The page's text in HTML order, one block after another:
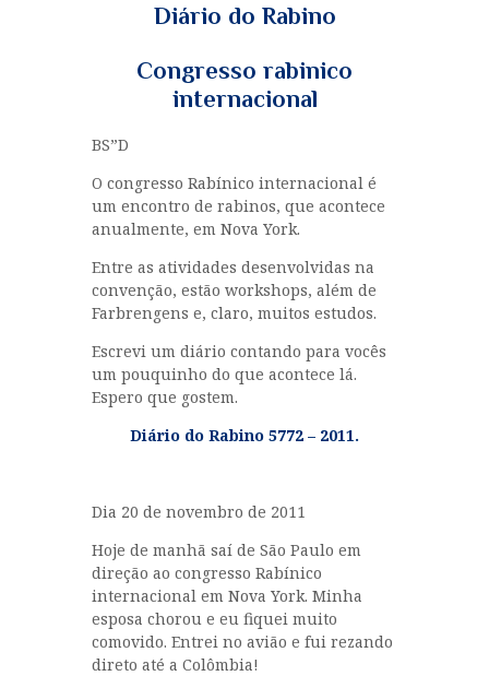
CICLO DO ANO
MASHIA’H E GUEULÁ
CURIOSIDADES
MULHERES
RABINO GLOIBER
NOSSOS REBES
HISTÓRIAS DE
TZADIKIM
GUEULÁ
MENSAGENS DO
RABINO
INÍCIO
Diário do Rabino
Congresso rabinico
internacional
BS”D
O congresso Rabínico internacional é
um encontro de rabinos, que acontece
anualmente, em Nova York.
Entre as atividades desenvolvidas na
convenção, estão workshops, além de
Farbrengens e, claro, muitos estudos.
Escrevi um diário contando para vocês
um pouquinho do que acontece lá.
Espero que gostem.
Diário do Rabino 5772 – 2011.
Dia 20 de novembro de 2011
Hoje de manhã saí de São Paulo em
direção ao congresso Rabínico
internacional em Nova York. Minha
esposa chorou e eu fiquei muito
comovido. Entrei no avião e fui rezando
direto até a Colômbia!